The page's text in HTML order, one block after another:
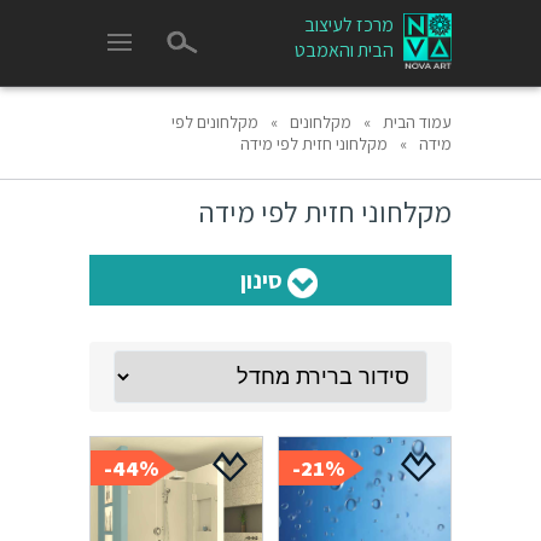
מרכז לעיצוב
הבית והאמבט
עמוד הבית » מקלחונים »
מקלחונים לפי
מידה
» מקלחוני חזית לפי מידה
מקלחוני חזית לפי מידה
סינון
21%-
44%-